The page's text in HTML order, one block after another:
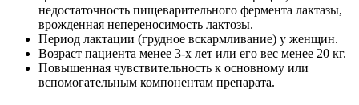
недостаточность пищеварительного фермента лактазы,
врожденная непереносимость лактозы.
Период лактации (грудное вскармливание) у женщин.
Возраст пациента менее 3-х лет или его вес менее 20 кг.
Повышенная чувствительность к основному или
вспомогательным компонентам препарата.